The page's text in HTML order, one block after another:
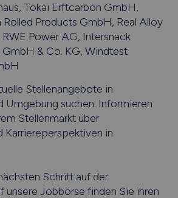
Tokai Erftcarbon GmbH,
Products GmbH, Real Alloy
Power AG, Intersnack
& Co. KG, Windtest
Stellenangebote in
Umgebung suchen. Informieren
Stellenmarkt über
Karriereperspektiven in
Schritt auf der
unsere Jobbörse finden Sie ihren